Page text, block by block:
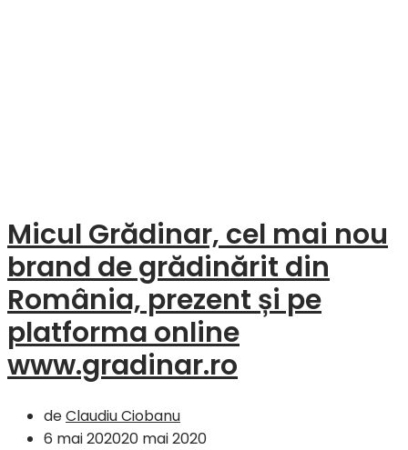
Micul Grădinar, cel mai nou
brand de grădinărit din
România, prezent și pe
platforma online
www.gradinar.ro
deClaudiu Ciobanu
6 mai 202020 mai 2020